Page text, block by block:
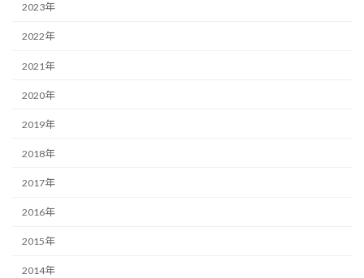
2023年
2022年
2021年
2020年
2019年
2018年
2017年
2016年
2015年
2014年